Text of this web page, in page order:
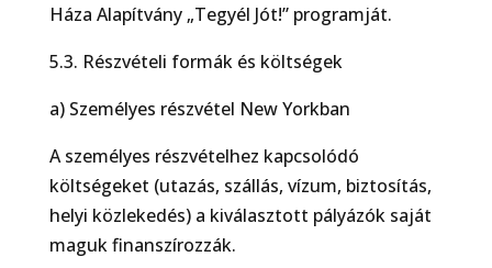
Háza Alapítvány „Tegyél Jót!” programját.
5.3. Részvételi formák és költségek
a) Személyes részvétel New Yorkban
A személyes részvételhez kapcsolódó
költségeket (utazás, szállás, vízum, biztosítás,
helyi közlekedés) a kiválasztott pályázók saját
maguk finanszírozzák.